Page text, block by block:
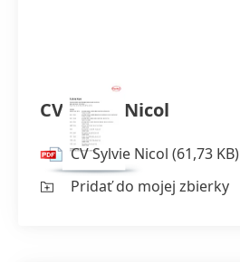
CV Sylvie Nicol
CV Sylvie Nicol (61,73 KB)
Pridať do mojej zbierky